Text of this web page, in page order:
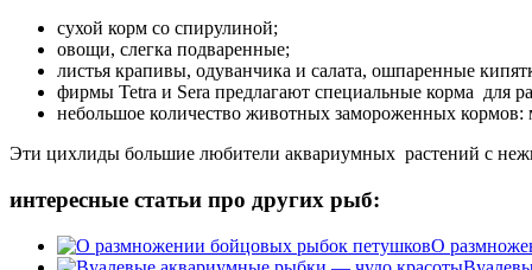
сухой корм со спирулиной;
овощи, слегка подваренные;
листья крапивы, одуванчика и салата, ошпаренные
фирмы Tetra и Sera предлагают специальные корма для
небольшое количество животных замороженных
Эти цихлиды большие любители аквариумных растений с
интересные статьи про других рыб:
О